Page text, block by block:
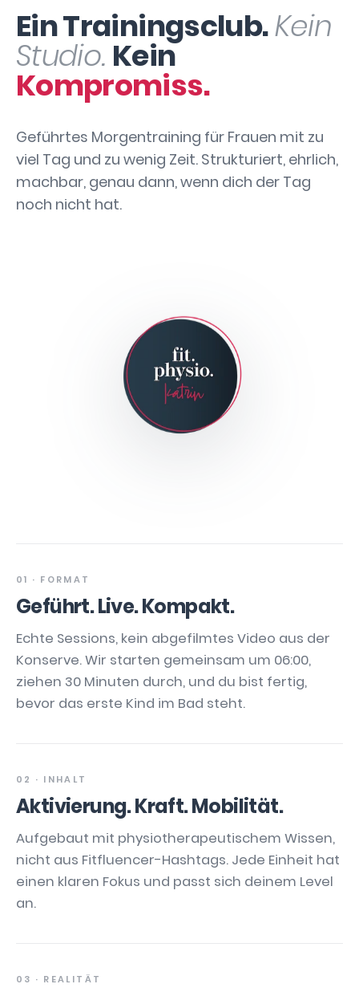
Ein Trainingsclub.Kein
Studio. Kein
Kompromiss.
Geführtes Morgentraining für Frauen mit zu
viel Tag und zu wenig Zeit. Strukturiert, ehrlich,
machbar, genau dann, wenn dich der Tag
noch nicht hat.
01 · FORMAT
Geführt. Live. Kompakt.
Echte Sessions, kein abgefilmtes Video aus der
Konserve. Wir starten gemeinsam um 06:00,
ziehen 30 Minuten durch, und du bist fertig,
bevor das erste Kind im Bad steht.
02 · INHALT
Aktivierung. Kraft. Mobilität.
Aufgebaut mit physiotherapeutischem Wissen,
nicht aus Fitfluencer-Hashtags. Jede Einheit hat
einen klaren Fokus und passt sich deinem Level
an.
03 · REALITÄT